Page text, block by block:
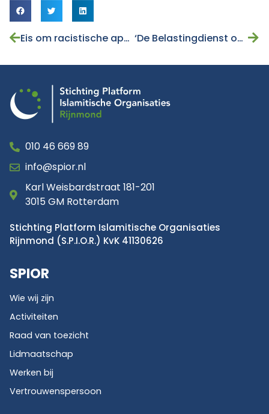
Eis om racistische app-agenten toch te vervolgen ‘De Belastingdienst ondermijnt het vertrouwen van moslims in de overheid’
010 46 669 89
info@spior.nl
Karl Weisbardstraat 181-201
3015 GM Rotterdam
Stichting Platform Islamitische Organisaties
Rijnmond (S.P.I.O.R.) KvK 41130626
SPIOR
Wie wij zijn
Activiteiten
Raad van toezicht
Lidmaatschap
Werken bij
Vertrouwenspersoon